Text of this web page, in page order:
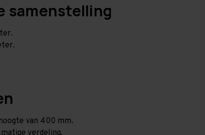
samenstelling
van 400 mm.
verdeling.